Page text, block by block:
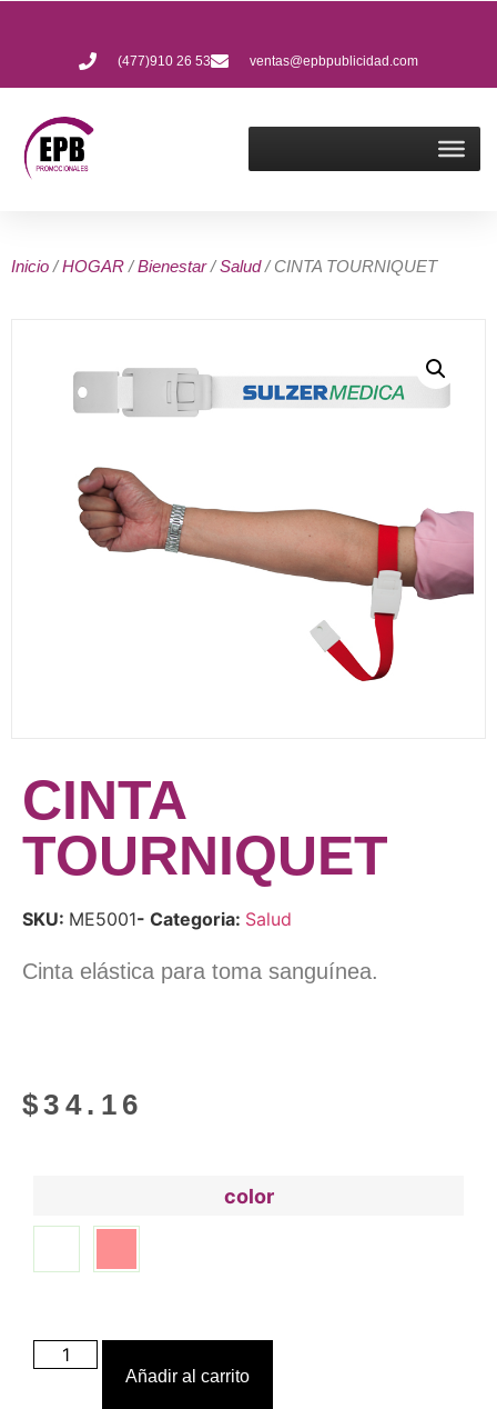
(477)910 26 53 ventas@epbpublicidad.com
Inicio /HOGAR /Bienestar/Salud/ CINTA TOURNIQUET
CINTA
TOURNIQUET
SKU: ME5001- Categoria: Salud
Cinta elástica para toma sanguínea.
$34.16
color
Añadir al carrito